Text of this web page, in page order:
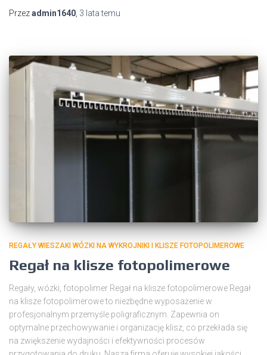
Przezadmin1640 3 latatemu
REGAŁY WIESZAKI WÓZKI NA WYKROJNIKI I KLISZE FOTOPOLIMEROWE
Regał na klisze fotopolimerowe
Regały, wózki, fotopolimer Regał na klisze fotopolimerowe Regał
na klisze fotopolimerowe to niezbędne wyposażenie w
profesjonalnym przemyśle poligraficznym. Zapewnia on
optymalne przechowywanie i organizację klisz, co przekłada się
na zwiększenie wydajności i efektywności procesów